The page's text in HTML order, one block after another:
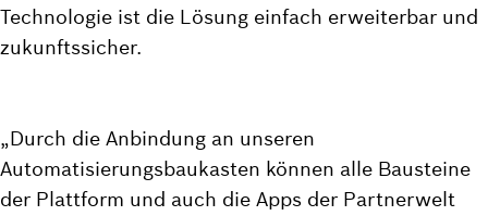
Technologie ist die Lösung einfach erweiterbar und
zukunftssicher.
„Durch die Anbindung an unseren
Automatisierungsbaukasten können alle Bausteine
der Plattform und auch die Apps der Partnerwelt